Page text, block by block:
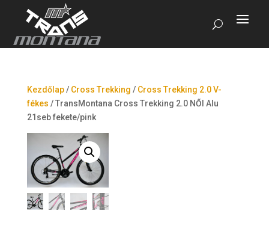
Kezdőlap/ Cross Trekking / Cross Trekking 2.0 V-
fékes /TransMontana Cross Trekking 2.0 NŐI Alu
21seb fekete/pink